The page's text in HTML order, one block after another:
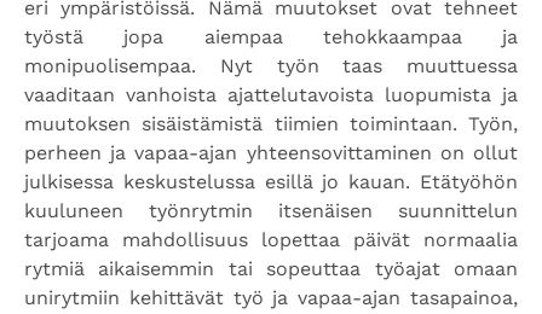
eri ympäristöissä. Nämä muutokset ovat tehneet
työstä jopa aiempaa tehokkaampaa ja
monipuolisempaa. Nyt työn taas muuttuessa
vaaditaan vanhoista ajattelutavoista luopumista ja
muutoksen sisäistämistä tiimien toimintaan. Työn,
perheen ja vapaa-ajan yhteensovittaminen on ollut
julkisessa keskustelussa esillä jo kauan. Etätyöhön
kuuluneen työnrytmin itsenäisen suunnittelun
tarjoama mahdollisuus lopettaa päivät normaalia
rytmiä aikaisemmin tai sopeuttaa työajat omaan
unirytmiin kehittävät työ ja vapaa-ajan tasapainoa,